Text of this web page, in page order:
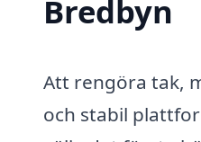
Bredbyn
Att rengöra tak,
och stabil